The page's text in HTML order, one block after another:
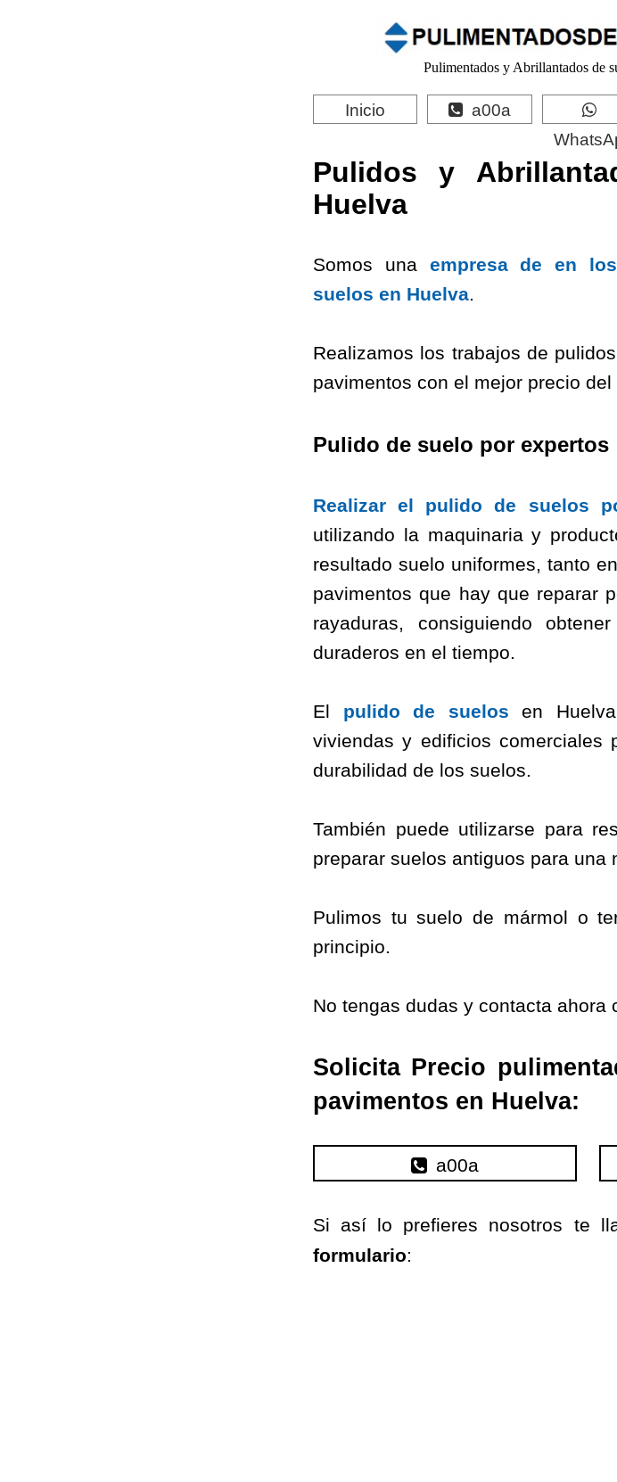
Pulimentados y Abrillantados de
Inicio
a00a
Pulidos y
Huelva
Somos una empresa de en
suelos en Huelva.
Realizamos los trabajos de
pavimentos con el mejor precio del
Pulido de suelo por expertos
Realizar el pulido de suelos
utilizando la maquinaria y
resultado suelo uniformes, tanto
pavimentos que hay que reparar
rayaduras, consiguiendo
duraderos en el tiempo.
El pulido de suelos en
viviendas y edificios comerciales
durabilidad de los suelos.
También puede utilizarse para
preparar suelos antiguos para una
Pulimos tu suelo de mármol o
principio.
No tengas dudas y contacta ahora
Solicita Precio
pavimentos en Huelva:
a00a
Si así lo prefieres nosotros te
formulario: